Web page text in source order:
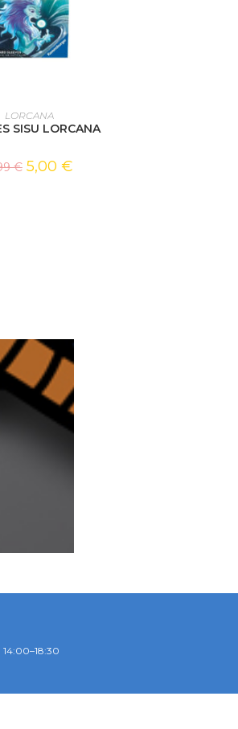
AU PANIER
LORCANA
SISU LORCANA
€ 5,00 €